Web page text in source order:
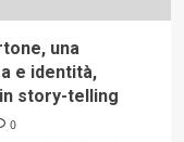
una
e identità,
story-telling
0